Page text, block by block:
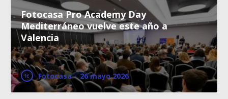
Fotocasa Pro Academy Day
Mediterráneo vuelve este año a
Valencia
Fotocasa · 26 mayo 2026